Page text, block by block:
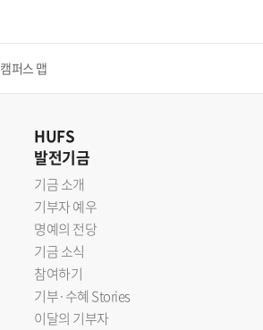
캠퍼스 맵
HUFS
발전기금
기금 소개
기부자 예우
명예의 전당
기금 소식
참여하기
기부·수혜 Stories
이달의 기부자